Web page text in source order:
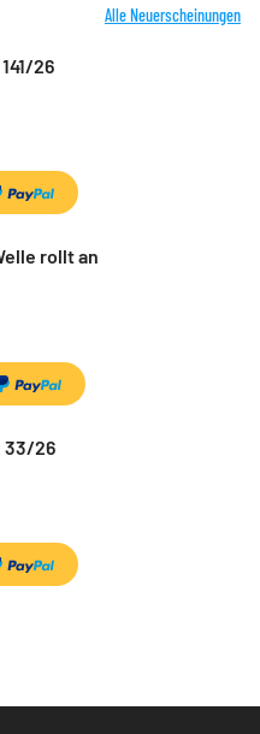
Alle Neuerscheinungen
26
rollt an
33/26